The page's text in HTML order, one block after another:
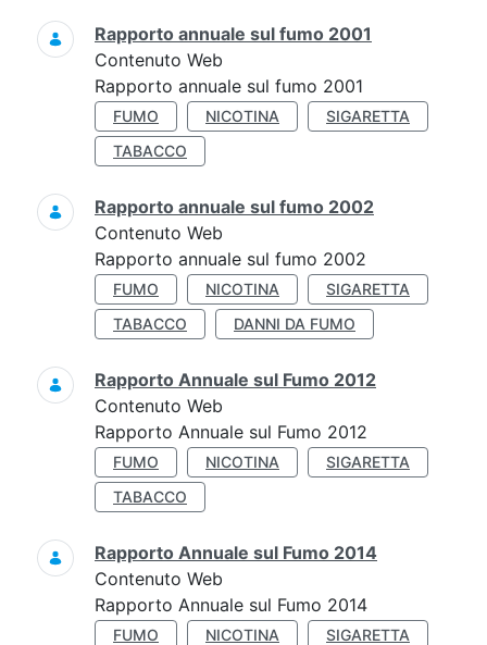
Rapporto annuale sul fumo 2001
Contenuto Web
Rapporto annuale sul fumo 2001
FUMO NICOTINA
SIGARETTA
TABACCO
Rapporto annuale sul fumo 2002
Contenuto Web
Rapporto annuale sul fumo 2002
FUMO NICOTINA
SIGARETTA
TABACCO
DANNI DA FUMO
Rapporto Annuale sul Fumo 2012
Contenuto Web
Rapporto Annuale sul Fumo 2012
FUMO NICOTINA
SIGARETTA
TABACCO
Rapporto Annuale sul Fumo 2014
Contenuto Web
Rapporto Annuale sul Fumo 2014
FUMO NICOTINA SIGARETTA